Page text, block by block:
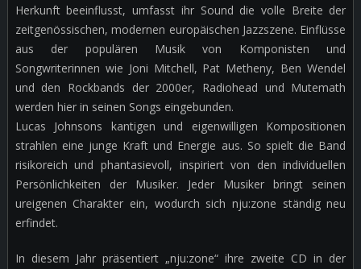
Herkunft beeinflusst, umfasst ihr Sound die volle Breite der
zeitgenössischen, modernen europäischen Jazzszene. Einflüsse
aus der populären Musik von Komponisten und
Songwriterinnen wie Joni Mitchell, Pat Metheny, Ben Wendel
und den Rockbands der 2000er, Radiohead und Mutemath
werden hier in seinen Songs eingebunden.
Lucas Johnsons kantigen und eigenwilligen Kompositionen
strahlen eine junge Kraft und Energie aus. So spielt die Band
risikoreich und phantasievoll, inspiriert von den individuellen
Persönlichkeiten der Musiker. Jeder Musiker bringt seinen
ureigenen Charakter ein, wodurch sich nju:zone ständig neu
erfindet.
In diesem Jahr präsentiert „nju:zone“ ihre zweite CD in der